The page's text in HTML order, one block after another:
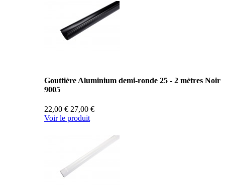
Gouttière Aluminium demi-ronde 25 - 2 mètres Noir
9005
22,00 € 27,00 €
Voir le produit